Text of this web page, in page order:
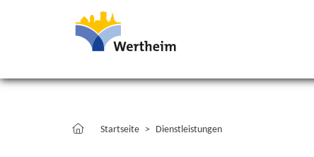
Startseite Dienstleistungen